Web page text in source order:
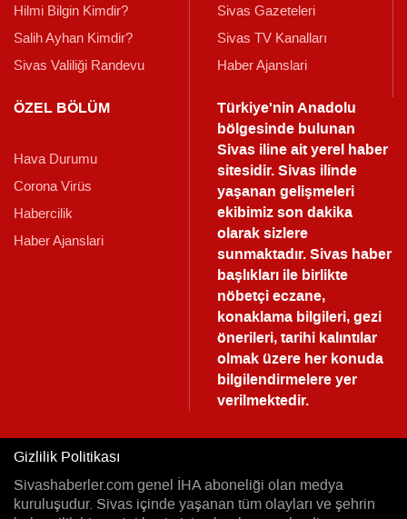
Hilmi Bilgin Kimdir?
Salih Ayhan Kimdir?
Sivas Valiliği Randevu
Sivas Gazeteleri
Sivas TV Kanalları
Haber Ajanslari
ÖZEL BÖLÜM
Hava Durumu
Corona Virüs
Habercilik
Haber Ajanslari
Türkiye'nin Anadolu
bölgesinde bulunan
Sivas iline ait yerel haber
sitesidir. Sivas ilinde
yaşanan gelişmeleri
ekibimiz son dakika
olarak sizlere
sunmaktadır.Sivas haber
başlıkları ile birlikte
nöbetçi eczane,
konaklama bilgileri, gezi
önerileri, tarihi kalıntılar
olmak üzere her konuda
bilgilendirmelere yer
verilmektedir.
Gizlilik Politikası
Sivashaberler.com genel İHA aboneliği olan medya
kuruluşudur. Sivas içinde yaşanan tüm olayları ve şehrin